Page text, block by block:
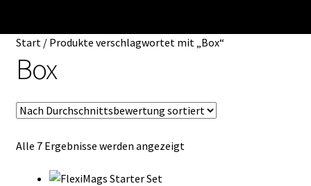
Impressum
Start/ Produkte verschlagwortet mit „Box“
Box
Alle 7 Ergebnisse werden angezeigtNach